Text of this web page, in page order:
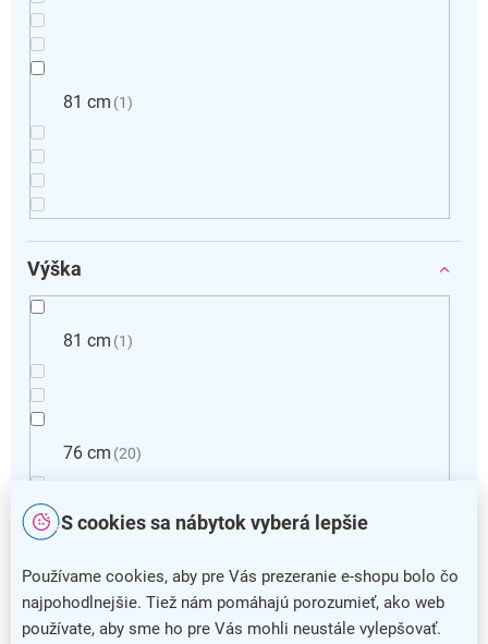
S cookies sa nábytok vyberá lepšie
Používame cookies, aby pre Vás prezeranie e-shopu bolo čo
najpohodlnejšie. Tiež nám pomáhajú porozumieť, ako web
používate, aby sme ho pre Vás mohli neustále vylepšovať.
81 cm 1
Výška
81 cm 1
76 cm 20